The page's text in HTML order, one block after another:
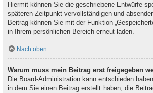
Hiermit können Sie die geschriebene Entwürfe
späteren Zeitpunkt vervollständigen und
Beitrag können Sie mit der Funktion
in Ihrem persönlichen Bereich erneut laden.
Nach oben
Warum muss mein Beitrag erst freigegeben
Die Board-Administration kann entschieden
in dem Sie einen Beitrag erstellt haben, die